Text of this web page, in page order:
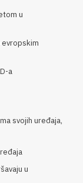
u
evropskim
a
svojih uređaja,
u